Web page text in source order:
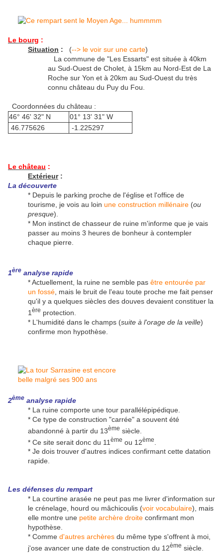
Le bourg :
Situation : (--> le voir sur une carte)
La commune de "Les Essarts" est située à 40km
au Sud-Ouest de Cholet, à 15km au Nord-Est de La
Roche sur Yon et à 20km au Sud-Ouest du très
connu château du Puy du Fou.
Coordonnées du château :
46° 46' 32" N
01° 13' 31" W
46.775626
-1.225297
Le château :
Extérieur:
La découverte
* Depuis le parking proche de l'église et l'office de
tourisme, je vois au loin une construction millénaire (ou
presque).
* Mon instinct de chasseur de ruine m'informe que je vais
passer au moins 3 heures de bonheur à contempler
chaque pierre.
1ère analyse rapide
* Actuellement, la ruine ne semble pas être entourée par
un fossé , mais le bruit de l'eau toute proche me fait penser
qu'il y a quelques siècles des douves devaient constituer la
1 ère protection.
* L'humidité dans le champs (suite à l'orage de la veille)
confirme mon hypothèse.
2ème analyse rapide
* La ruine comporte une tour parallélépipédique.
* Ce type de construction "carrée" a souvent été
abandonné à partir du 13ème siècle.
* Ce site serait donc du 11 ème ou 12ème
* Je dois trouver d'autres indices confirmant cette datation
rapide.
Les défenses du rempart
* La courtine arasée ne peut pas me livrer d'information sur
le crénelage, hourd ou mâchicoulis (voir vocabulaire), mais
elle montre une petite archère droite confirmant mon
hypothèse.
* Comme d'autres archères du même type s'offrent à moi,
j'ose avancer une date de construction du 12ème siècle.